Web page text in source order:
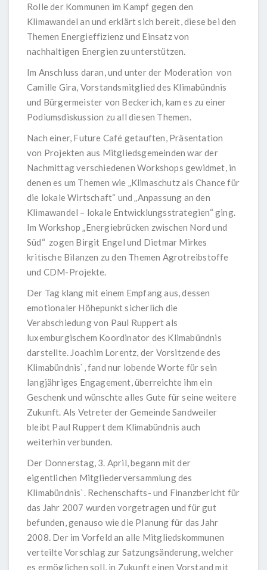
Rolle der Kommunen im Kampf gegen den
Klimawandel an und erklärt sich bereit, diese bei den
Themen Energieffizienz und Einsatz von
nachhaltigen Energien zu unterstützen.
Im Anschluss daran, und unter der Moderation von
Camille Gira, Vorstandsmitglied des Klimabündnis
und Bürgermeister von Beckerich, kam es zu einer
Podiumsdiskussion zu all diesen Themen.
Nach einer, Future Café getauften, Präsentation
von Projekten aus Mitgliedsgemeinden war der
Nachmittag verschiedenen Workshops gewidmet, in
denen es um Themen wie „Klimaschutz als Chance für
die lokale Wirtschaft“ und „Anpassung an den
Klimawandel – lokale Entwicklungsstrategien“ ging.
Im Workshop „Energiebrücken zwischen Nord und
Süd“ zogen Birgit Engel und Dietmar Mirkes
kritische Bilanzen zu den Themen Agrotreibstoffe
und CDM-Projekte.
Der Tag klang mit einem Empfang aus, dessen
emotionaler Höhepunkt sicherlich die
Verabschiedung von Paul Ruppert als
luxemburgischem Koordinator des Klimabündnis
darstellte. Joachim Lorentz, der Vorsitzende des
Klimabündnis`, fand nur lobende Worte für sein
langjähriges Engagement, überreichte ihm ein
Geschenk und wünschte alles Gute für seine weitere
Zukunft. Als Vetreter der Gemeinde Sandweiler
bleibt Paul Ruppert dem Klimabündnis auch
weiterhin verbunden.
Der Donnerstag, 3. April, begann mit der
eigentlichen Mitgliederversammlung des
Klimabündnis`. Rechenschafts- und Finanzbericht für
das Jahr 2007 wurden vorgetragen und für gut
befunden, genauso wie die Planung für das Jahr
2008. Der im Vorfeld an alle Mitgliedskommunen
verteilte Vorschlag zur Satzungsänderung, welcher
es ermöglichen soll, in Zukunft einen Vorstand mit